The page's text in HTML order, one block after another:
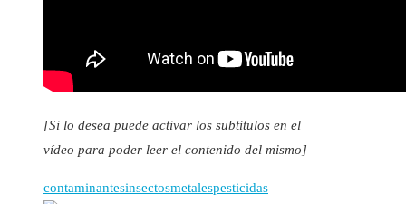
[Si lo desea puede activar los subtítulos en el
vídeo para poder leer el contenido del mismo]
contaminantesinsectosmetalespesticidas